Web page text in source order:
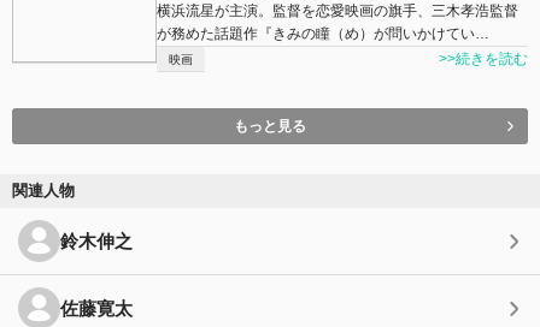
横浜流星が主演。監督を恋愛映画の旗手、三木孝浩監督
が務めた話題作『きみの瞳（め）が問いかけてい…
映画 >>続きを読む
もっと見る
関連人物
鈴木伸之
佐藤寛太